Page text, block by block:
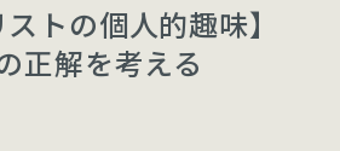
ストの個人的趣味】
正解を考える